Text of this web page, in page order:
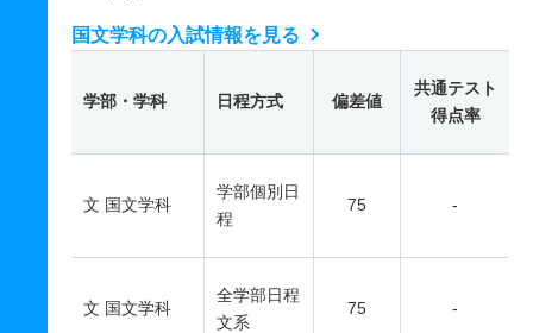
国文学科の入試情報を見る
学部・学科 日程方式 偏差値
共通テスト
得点率
文 国文学科
学部個別日
程
75 -
文 国文学科
全学部日程
文系
75 -